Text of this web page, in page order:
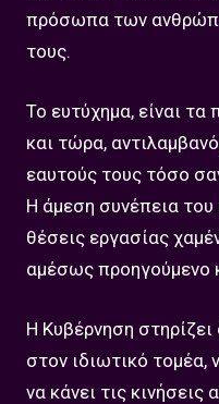
πρόσωπα των
τους.
Το ευτύχημα, είναι
και τώρα,
εαυτούς τους τόσο
Η άμεση συνέπεια του
θέσεις εργασίας
αμέσως προηγούμενο
Η Κυβέρνηση
στον ιδιωτικό τομέα,
να κάνει τις